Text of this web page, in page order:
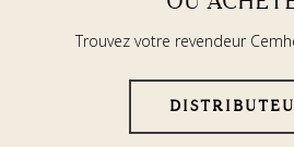
Trouvez votre revendeur